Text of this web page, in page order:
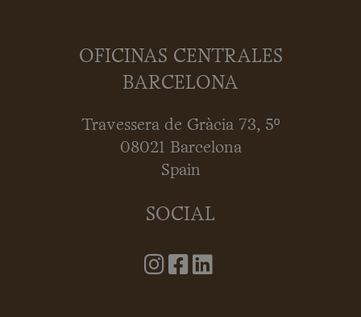
OFICINAS CENTRALES
BARCELONA
Travessera de Gràcia 73, 5º
08021 Barcelona
Spain
SOCIAL